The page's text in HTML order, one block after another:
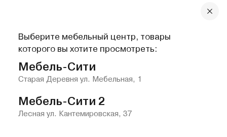
Выберите мебельный центр, товары
которого вы хотите просмотреть:
Мебель-Сити
Старая Деревня ул. Мебельная, 1
Мебель-Сити 2
Лесная ул. Кантемировская, 37